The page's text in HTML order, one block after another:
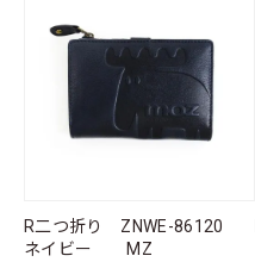
R二つ折り ZNWE-86120
ネイビー MZ